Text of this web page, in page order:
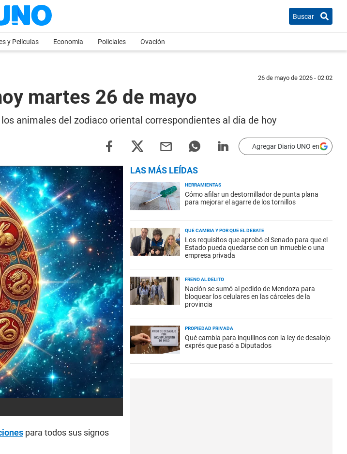
Buscar
y Películas Economia Policiales Ovación
26 de mayo de 2026 - 02:02
martes 26 de mayo
animales del zodiaco oriental correspondientes al día de hoy
Agregar Diario UNO en
para todos sus signos
LAS MÁS LEÍDAS
HERRAMIENTAS
Cómo afilar un destornillador de punta plana
para mejorar el agarre de los tornillos
QUÉ CAMBIA Y POR QUÉ EL DEBATE
Los requisitos que aprobó el Senado para que el
Estado pueda quedarse con un inmueble o una
empresa privada
FRENO AL DELITO
Nación se sumó al pedido de Mendoza para
bloquear los celulares en las cárceles de la
provincia
PROPIEDAD PRIVADA
Qué cambia para inquilinos con la ley de desalojo
exprés que pasó a Diputados